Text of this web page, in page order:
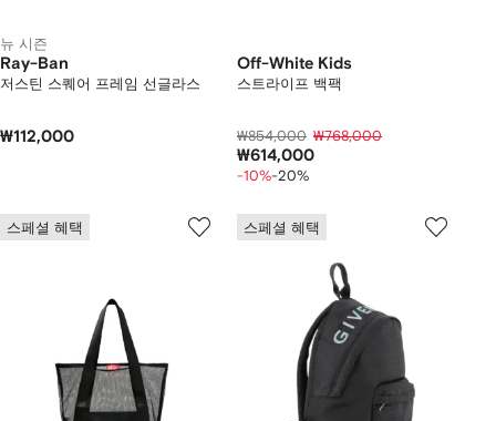
뉴 시즌
Ray-Ban
저스틴 스퀘어 프레임 선글라스
₩112,000
Off-White Kids
스트라이프 백팩
₩854,000 ₩768,000
₩614,000
-10%-20%
스페셜 혜택 스페셜 혜택